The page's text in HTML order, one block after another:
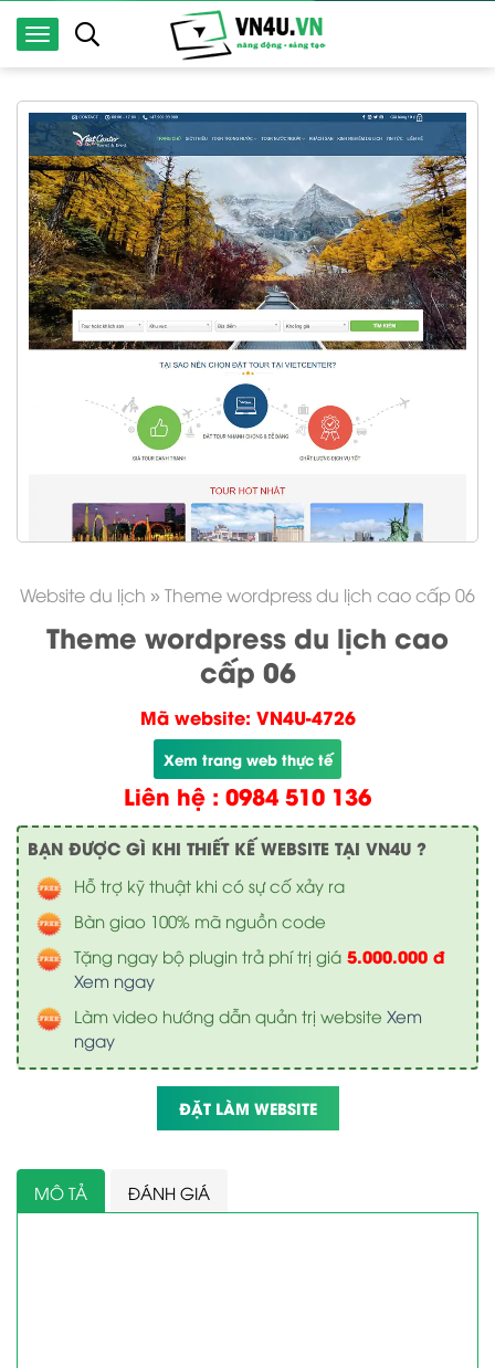
Website du lịch » Theme wordpress du lịch cao cấp 06
Theme wordpress du lịch cao
cấp 06
Mã website: VN4U-4726
Xem trang web thực tế
Liên hệ : 0984 510 136
BẠN ĐƯỢC GÌ KHI THIẾT KẾ WEBSITE TẠI VN4U ?
Hỗ trợ kỹ thuật khi có sự cố xảy ra
Bàn giao 100% mã nguồn code
Tặng ngay bộ plugin trả phí trị giá 5.000.000 đ
Xem ngay
Làm video hướng dẫn quản trị website Xem
ngay
ĐẶT LÀM WEBSITE
MÔ TẢ ĐÁNH GIÁ